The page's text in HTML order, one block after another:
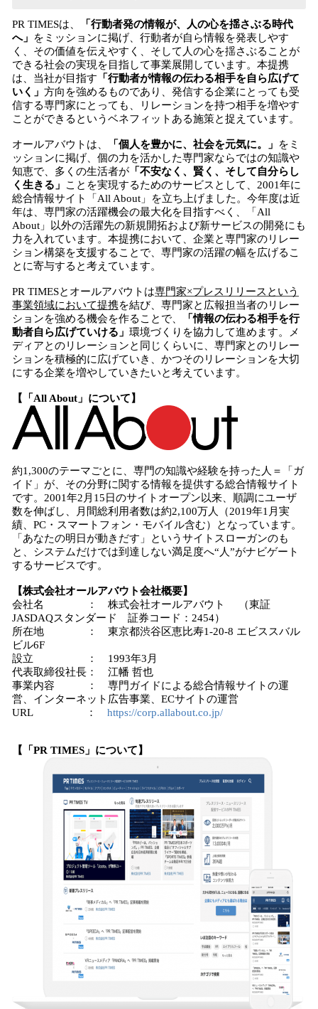
PR TIMESは、
「行動者発の情報が、人の心を揺さぶる時代
へ」
をミッションに掲げ、行動者が自ら情報を発表しやす
く、その価値を伝えやすく、そして人の心を揺さぶることが
できる社会の実現を目指して事業展開しています。本提携
は、当社が目指す 「 行動者が情報の伝わる相手を自ら広げて
い く 」 方向を強めるものであり、発信する企業にとっても受
信する専門家にとっても、リレーションを持つ相手を増やす
ことができるというベネフィットある施策と捉えています。
オールアバウトは、 「個人を豊かに、社会を元気に。」
をミ
ッションに掲げ、個の力を活かした専門家ならではの知識や
知恵で、多くの生活者が 「不安なく、賢く、そして自分らし
く生きる」
ことを実現するためのサービスとして、2001年に
総合情報サイト「All About」を立ち上げました。今年度は近
年は、専門家の活躍機会の最大化を目指すべく、「All
About」以外の活躍先の新規開拓および新サービスの開発にも
力を入れています。本提携において、企業と専門家のリレー
ション構築を支援することで、専門家の活躍の幅を広げるこ
とに寄与すると考えています。
PR TIMESとオールアバウトは専門家×プレスリリースという
事業領域において提携を結び、専門家と広報担当者のリレー
ションを強める機会を作ることで、
「情報の伝わる相手を行
動者自ら広げていける 」 環境づくりを協力して進めます。メ
ディアとのリレーションと同じくらいに、専門家とのリレー
ションを積極的に広げていき、かつそのリレーションを大切
にする企業を増やしていきたいと考えています。
【「 All About 」について】
約1,300のテーマごとに、専門の知識や経験を持った人＝「ガ
イド」が、その分野に関する情報を提供する総合情報サイト
です。2001年2月15日のサイトオープン以来、順調にユーザ
数を伸ばし、月間総利用者数は約2,100万人（2019年1月実
績、PC・スマートフォン・モバイル含む）となっています。
「あなたの明日が動きだす」というサイトスローガンのも
と、システムだけでは到達しない満足度へ“人”がナビゲート
するサービスです。
【株式会社オールアバウト会社概要】
会社名 ： 株式会社オールアバウト （東証
JASDAQスタンダード 証券コード：2454）
所在地 ： 東京都渋谷区恵比寿1-20-8 エビススバル
ビル6F
設立 ： 1993年3月
代表取締役社長： 江幡 哲也
事業内容 ： 専門ガイドによる総合情報サイトの運
営、インターネット広告事業、ECサイトの運営
URL ： https://corp.allabout.co.jp/
【 「 PR TIMES 」 について】